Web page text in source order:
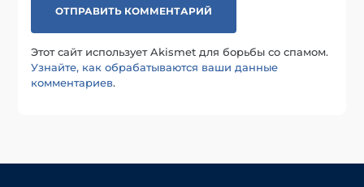
Этот сайт использует Akismet для борьбы со спамом.
Узнайте, как обрабатываются ваши данные
комментариев.